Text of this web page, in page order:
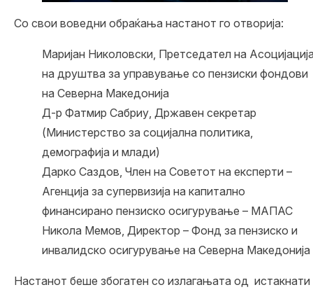
Со свои воведни обраќања настанот го отворија:
Маријан Николовски, Претседател на
на друштва за управување со пензиски фондови
на Северна Македонија
Д-р Фатмир Сабриу, Државен секретар
(Министерство за социјална политика,
демографија и млади)
Дарко Саздов, Член на Советот на експерти –
Агенција за супервизија на капитално
финансирано пензиско осигурување – МАПАС
Никола Мемов, Директор – Фонд за пензиско и
инвалидско осигурување на Северна Македонија
Настанот беше збогатен со излагањата од истакнати